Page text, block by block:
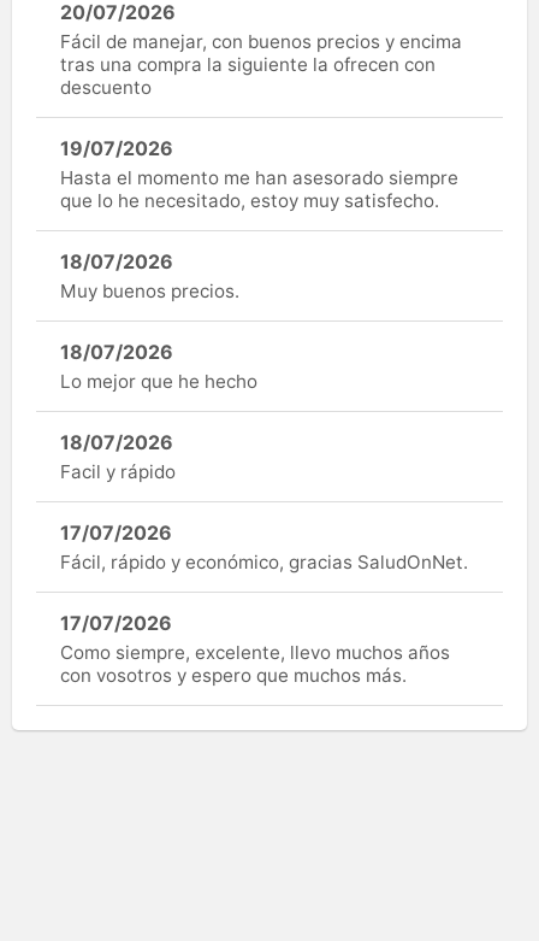
20/07/2026
Fácil de manejar, con buenos precios y encima
tras una compra la siguiente la ofrecen con
descuento
19/07/2026
Hasta el momento me han asesorado siempre
que lo he necesitado, estoy muy satisfecho.
18/07/2026
Muy buenos precios.
18/07/2026
Lo mejor que he hecho
18/07/2026
Facil y rápido
17/07/2026
Fácil, rápido y económico, gracias SaludOnNet.
17/07/2026
Como siempre, excelente, llevo muchos años
con vosotros y espero que muchos más.